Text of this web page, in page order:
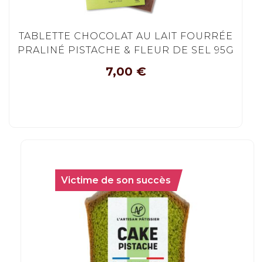
TABLETTE CHOCOLAT AU LAIT FOURRÉE
PRALINÉ PISTACHE & FLEUR DE SEL 95G
7,00 €
Victime de son succès